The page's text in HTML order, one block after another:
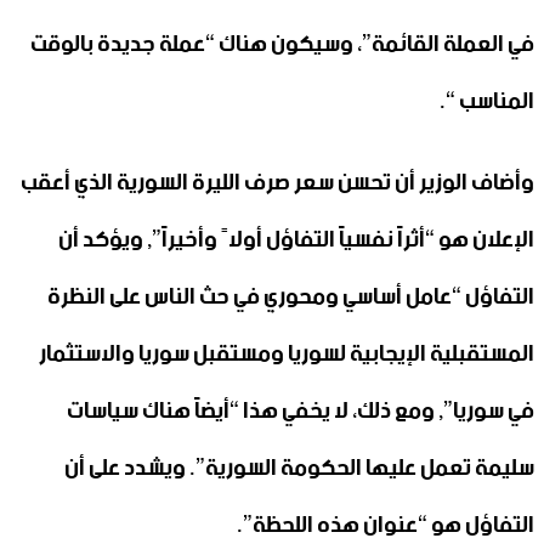
في العملة القائمة”، وسيكون هناك “عملة جديدة بالوقت
المناسب “.
وأضاف الوزير أن تحسن سعر صرف الليرة السورية الذي أعقب
الإعلان هو “أثراً نفسياً التفاؤل أولاً وأخيراً”, ويؤكد أن
التفاؤل “عامل أساسي ومحوري في حث الناس على النظرة
المستقبلية الإيجابية لسوريا ومستقبل سوريا والاستثمار
في سوريا”, ومع ذلك، لا يخفي هذا “أيضاً هناك سياسات
سليمة تعمل عليها الحكومة السورية”. ويشدد على أن
التفاؤل هو “عنوان هذه اللحظة”.